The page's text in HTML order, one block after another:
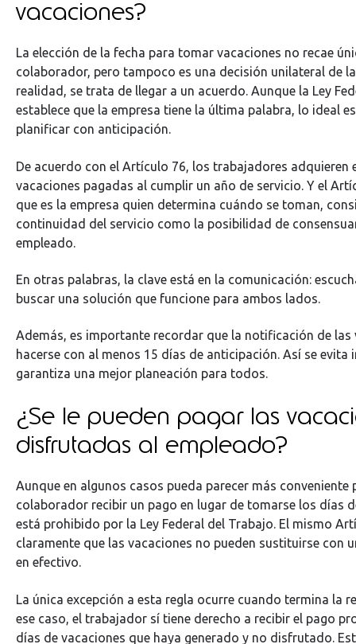
vacaciones?
La elección de la fecha para tomar vacaciones no recae
colaborador, pero tampoco es una decisión unilateral de la
realidad, se trata de llegar a un acuerdo. Aunque la Ley
establece que la empresa tiene la última palabra, lo ideal
planificar con anticipación.
De acuerdo con el Artículo 76, los trabajadores adquieren
vacaciones pagadas al cumplir un año de servicio. Y el
que es la empresa quien determina cuándo se toman,
continuidad del servicio como la posibilidad de
empleado.
En otras palabras, la clave está en la comunicación:
buscar una solución que funcione para ambos lados.
Además, es importante recordar que la notificación de las
hacerse con al menos 15 días de anticipación. Así se evita
garantiza una mejor planeación para todos.
¿Se le pueden pagar las
disfrutadas al empleado?
Aunque en algunos casos pueda parecer más conveniente
colaborador recibir un pago en lugar de tomarse los días
está prohibido por la Ley Federal del Trabajo. El mismo
claramente que las vacaciones no pueden sustituirse con
en efectivo.
La única excepción a esta regla ocurre cuando termina la
ese caso, el trabajador sí tiene derecho a recibir el pago
días de vacaciones que haya generado y no disfrutado.